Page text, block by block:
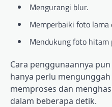
Mengurangi blur.
Memperbaiki foto lama
Mendukung foto hitam
Cara penggunaannya
hanya perlu
memproses dan
dalam beberapa detik.